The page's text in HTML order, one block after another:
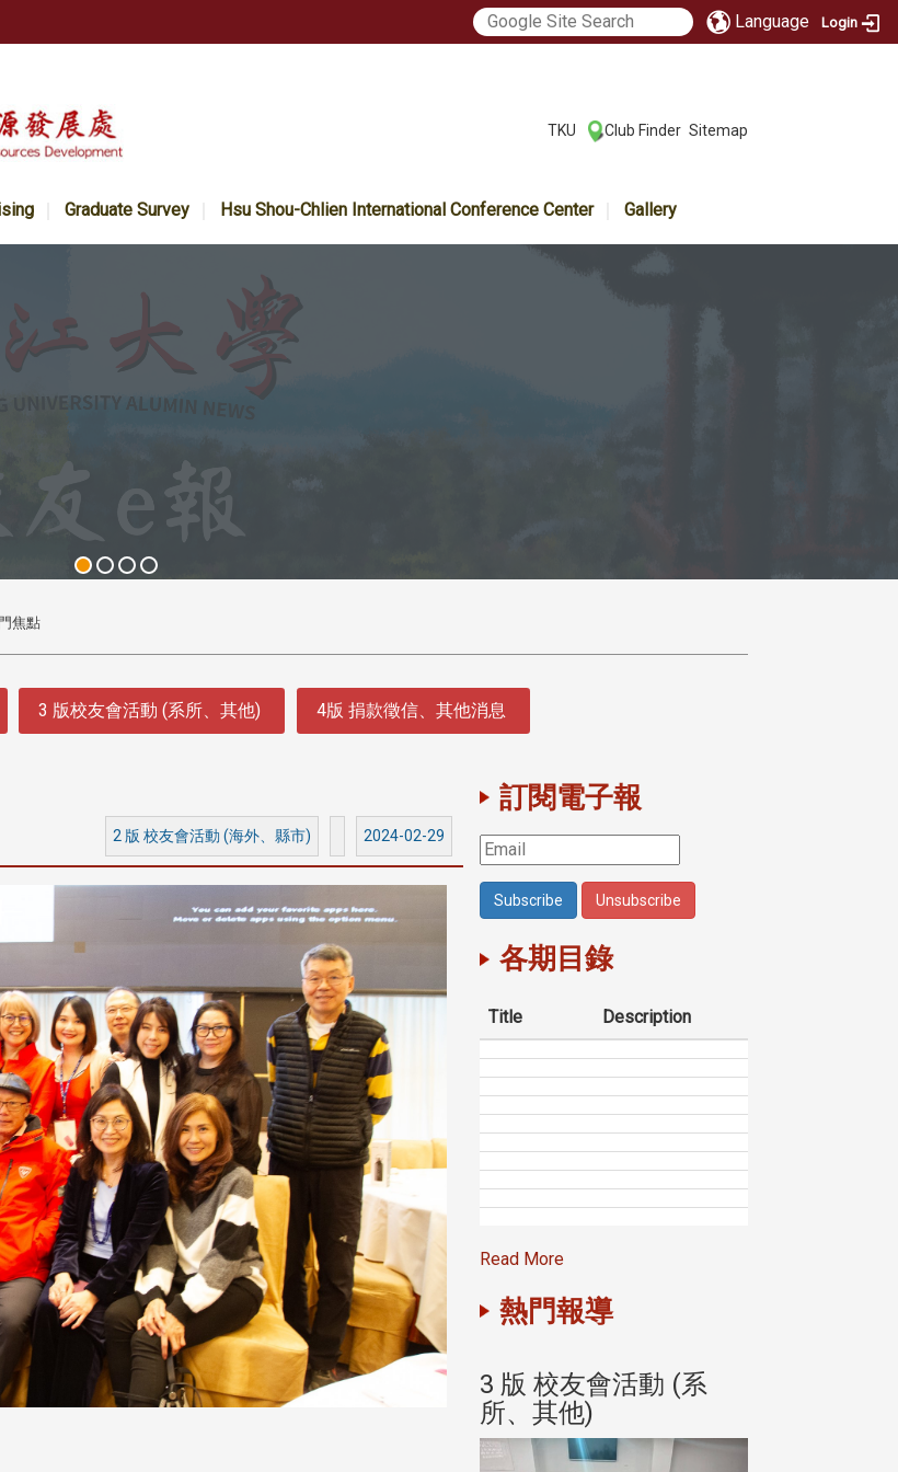
Language Login
TKU Club Finder Sitemap
Graduate Survey Hsu Shou-Chlien International Conference Center Gallery
焦點
3 版校友會活動 (系所、其他) 4版 捐款徵信、其他消息
2 版 校友會活動 (海外、縣市) 2024-02-29
訂閱電子報
各期目錄
Title Description
Read More
熱門報導
友會活動 (系
他)
3 版 校友會活動 (系
所、其他)
3 版 校友會活動 (系
所、其他)